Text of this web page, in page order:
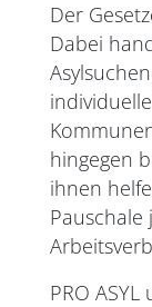
Der
Dabei
hingegen
ihnen
PRO